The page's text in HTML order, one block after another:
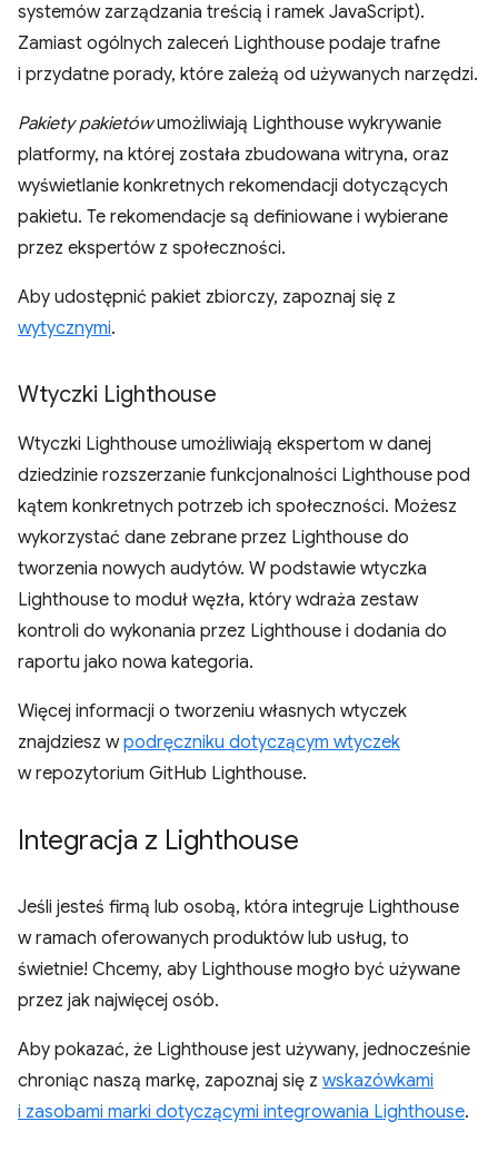
systemów zarządzania treścią i ramek JavaScript).
Zamiast ogólnych zaleceń Lighthouse podaje trafne
i przydatne porady, które zależą od używanych narzędzi.
Pakiety pakietówumożliwiają Lighthouse wykrywanie
platformy, na której została zbudowana witryna, oraz
wyświetlanie konkretnych rekomendacji dotyczących
pakietu. Te rekomendacje są definiowane i wybierane
przez ekspertów z społeczności.
Aby udostępnić pakiet zbiorczy, zapoznaj się z
wytycznymi.
Wtyczki Lighthouse
Wtyczki Lighthouse umożliwiają ekspertom w danej
dziedzinie rozszerzanie funkcjonalności Lighthouse pod
kątem konkretnych potrzeb ich społeczności. Możesz
wykorzystać dane zebrane przez Lighthouse do
tworzenia nowych audytów. W podstawie wtyczka
Lighthouse to moduł węzła, który wdraża zestaw
kontroli do wykonania przez Lighthouse i dodania do
raportu jako nowa kategoria.
Więcej informacji o tworzeniu własnych wtyczek
znajdziesz wpodręczniku dotyczącym wtyczek
w repozytorium GitHub Lighthouse.
Integracja z Lighthouse
Jeśli jesteś firmą lub osobą, która integruje Lighthouse
w ramach oferowanych produktów lub usług, to
świetnie! Chcemy, aby Lighthouse mogło być używane
przez jak najwięcej osób.
Aby pokazać, że Lighthouse jest używany, jednocześnie
chroniąc naszą markę, zapoznaj się z wskazówkami
i zasobami marki dotyczącymi integrowania Lighthouse.